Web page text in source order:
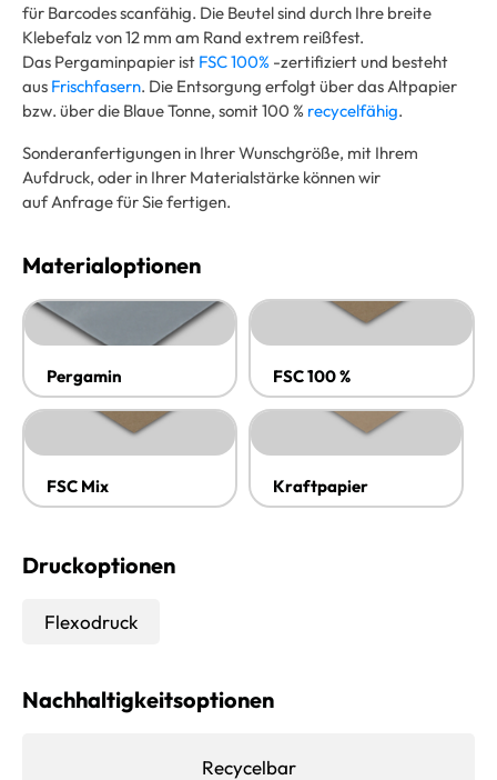
für Barcodes scanfähig. Die Beutel sind durch Ihre breite
Klebefalz von 12 mm am Rand extrem reißfest.
Das Pergaminpapier ist FSC 100% -zertifiziert und besteht
aus Frischfasern. Die Entsorgung erfolgt über das Altpapier
bzw. über die Blaue Tonne, somit 100 % recycelfähig.
Sonderanfertigungen in Ihrer Wunschgröße, mit Ihrem
Aufdruck, oder in Ihrer Materialstärke können wir
auf Anfrage für Sie fertigen.
Materialoptionen
Pergamin FSC 100 %
FSC Mix Kraftpapier
Druckoptionen
Flexodruck
Nachhaltigkeitsoptionen
Recycelbar